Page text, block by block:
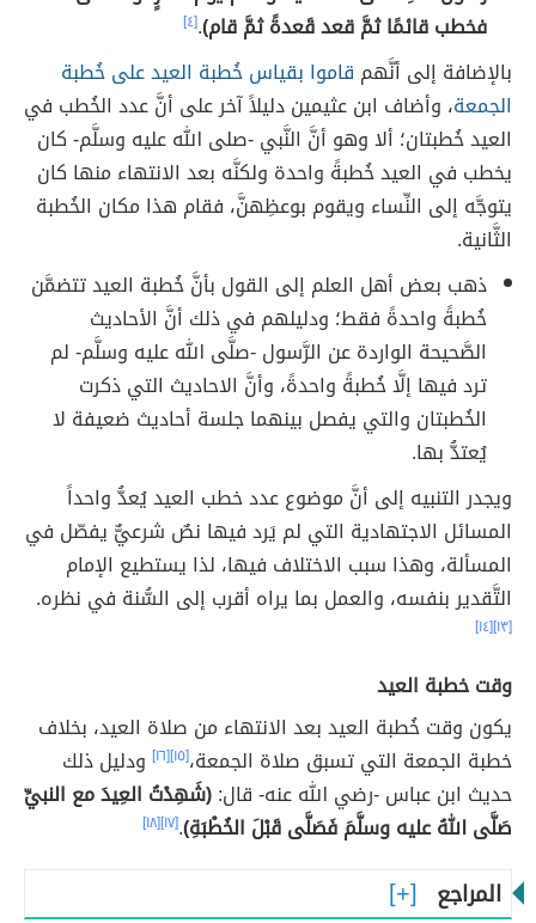
فخطب قائمًا ثمَّ قعد قَعدةً ثمَّ قام).[٤]
بالإضافة إلى أنَّهم قاموا بقياس خُطبة العيد على خُطبة
الجمعة، وأضاف ابن عثيمين دليلاً آخر على أنَّ عدد الخُطب في
العيد خُطبتان؛ ألا وهو أنَّ النَّبي -صلى الله عليه وسلَّم- كان
يخطب في العيد خُطبةً واحدة ولكنَّه بعد الانتهاء منها كان
يتوجَّه إلى النِّساء ويقوم بوعظِهنَّ، فقام هذا مكان الخُطبة
الثَّانية.
ذهب بعض أهل العلم إلى القول بأنَّ خُطبة العيد تتضمَّن
خُطبةً واحدةً فقط؛ ودليلهم في ذلك أنَّ الأحاديث
الصَّحيحة الواردة عن الرَّسول -صلَّى الله عليه وسلَّم- لم
ترد فيها إلَّا خُطبةً واحدةً، وأنَّ الاحاديث التي ذكرت
الخُطبتان والتي يفصل بينهما جلسة أحاديث ضعيفة لا
يُعتدُّ بها.
ويجدر التنبيه إلى أنَّ موضوع عدد خطب العيد يُعدُّ واحداً
المسائل الاجتهادية التي لم يَرد فيها نصٌ شرعيٌّ يفصّل في
المسألة، وهذا سبب الاختلاف فيها، لذا يستطيع الإمام
التَّقدير بنفسه، والعمل بما يراه أقرب إلى السُّنة في نظره.
[١٣] [١٤]
وقت خطبة العيد
يكون وقت خُطبة العيد بعد الانتهاء من صلاة العيد، بخلاف
خطبة الجمعة التي تسبق صلاة الجمعة،[١٥] [١٦]
ودليل ذلك
حديث ابن عباس -رضي الله عنه- قال:(شَهِدْتُ العِيدَ مع النبيِّ
صَلَّى اللهُ عليه وسلَّمَ فَصَلَّى قَبْلَ الخُطْبَةِ).[١٧] [١٨]
المراجع